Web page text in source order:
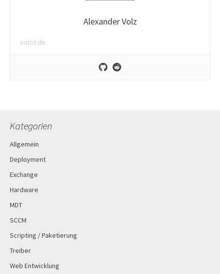
Alexander Volz
volzit.de
Kategorien
Allgemein
Deployment
Exchange
Hardware
MDT
SCCM
Scripting / Paketierung
Treiber
Web Entwicklung